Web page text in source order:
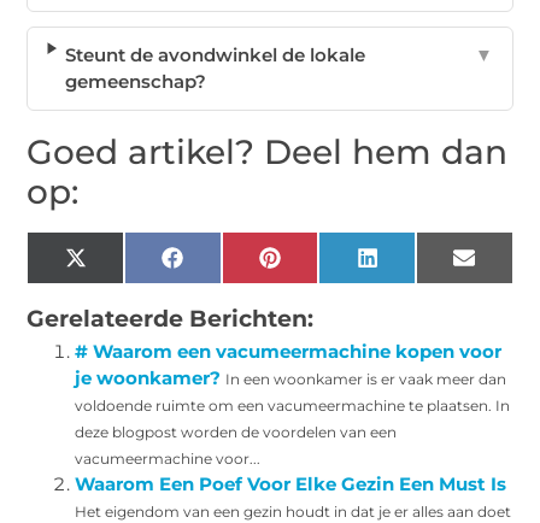
Steunt de avondwinkel de lokale
gemeenschap?
▼
Goed artikel? Deel hem dan
op:
X
(Twitter)
Facebook Pinterest LinkedIn Email
Gerelateerde Berichten:
# Waarom een vacumeermachine kopen voor
je woonkamer? In een woonkamer is er vaak meer dan
voldoende ruimte om een vacumeermachine te plaatsen. In
deze blogpost worden de voordelen van een
vacumeermachine voor...
Waarom Een Poef Voor Elke Gezin Een Must Is
Het eigendom van een gezin houdt in dat je er alles aan doet